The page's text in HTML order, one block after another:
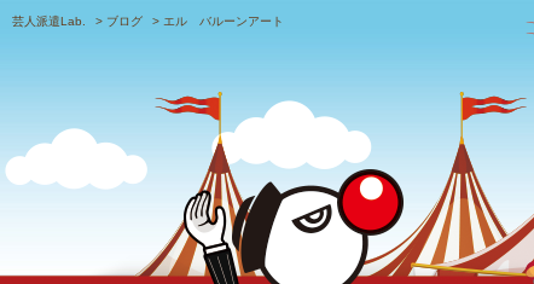
芸人派遣Lab. > ブログ > エル バルーンアート